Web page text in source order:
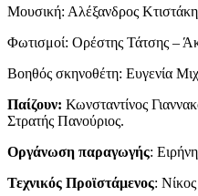
Μουσική: Αλέξανδρος
Φωτισμοί: Ορέστης Τάτσης –
Βοηθός σκηνοθέτη: Ευγενία
Παίζουν: Κωνσταντίνος
Στρατής Πανούριος.
Οργάνωση παραγωγής:
Τεχνικός Προϊστάμενος: